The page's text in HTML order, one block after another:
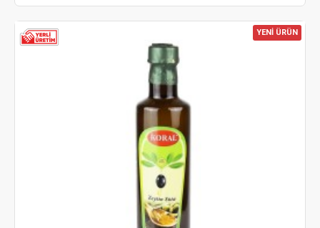
YENİ ÜRÜN